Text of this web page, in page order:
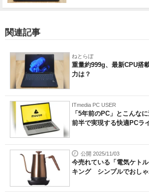
関連記事
ねとらぼ
重量約999g、最新CPU搭
力は？
ITmedia PC USER
「5年前のPC」とこんな
前半で実現する快適PCラ
公開 2025/11/03
今売れている「電気ケト
キング シンプルでおし